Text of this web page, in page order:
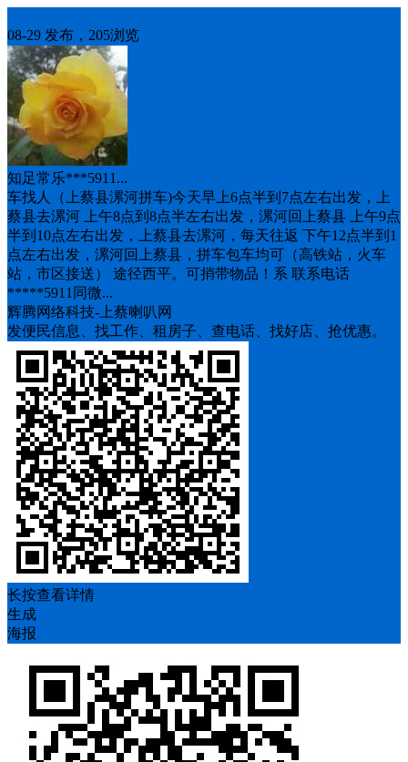
08-29 发布，205浏览
知足常乐***5911...
车找人（上蔡县漯河拼车)今天早上6点半到7点左右出发，上
蔡县去漯河 上午8点到8点半左右出发，漯河回上蔡县 上午9点
半到10点左右出发，上蔡县去漯河，每天往返 下午12点半到1
点左右出发，漯河回上蔡县，拼车包车均可（高铁站，火车
站，市区接送） 途径西平。可捎带物品！系 联系电话
*****5911同微...
辉腾网络科技-上蔡喇叭网
发便民信息、找工作、租房子、查电话、找好店、抢优惠。
长按查看详情
生成
海报